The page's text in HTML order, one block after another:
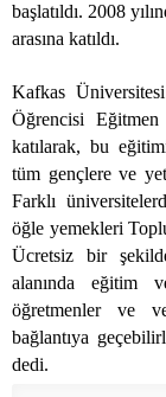
başlatıldı. 2008
arasına katıldı.
Kafkas
Öğrencisi
katılarak, bu
tüm gençlere ve
Farklı
öğle yemekleri
Ücretsiz bir
alanında eğitim
öğretmenler ve
bağlantıya
dedi.